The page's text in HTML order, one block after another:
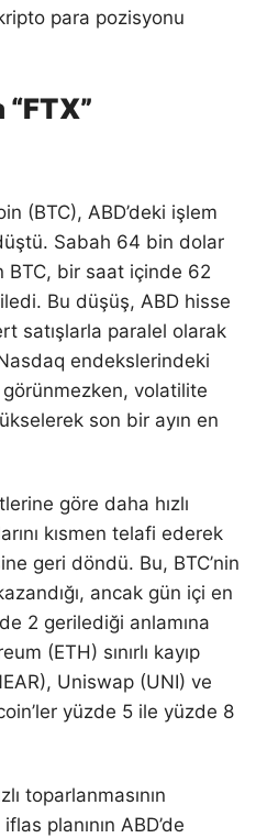
para pozisyonu
(BTC), ABD’deki işlem
Sabah 64 bin dolar
BTC, bir saat içinde 62
Bu düşüş, ABD hisse
satışlarla paralel olarak
endekslerindeki
volatilite
son bir ayın en
göre daha hızlı
kısmen telafi ederek
geri döndü. Bu, BTC’nin
ancak gün içi en
2 gerilediği anlamına
(ETH) sınırlı kayıp
Uniswap (UNI) ve
yüzde 5 ile yüzde 8
toparlanmasının
planının ABD’de